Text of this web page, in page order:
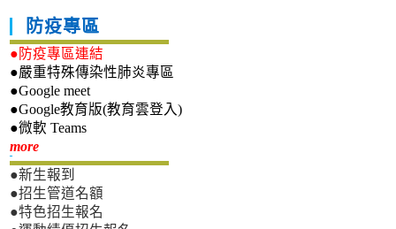
防疫專區
●防疫專區連結
●嚴重特殊傳染性肺炎專區
●Google meet
●Google教育版(教育雲登入)
●微軟 Teams
more新生專區
●新生報到
●招生管道名額
●特色招生報名